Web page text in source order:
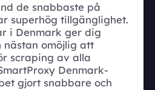
de snabbaste på
superhög tillgänglighet.
i Denmark ger dig
nästan omöjlig att
scraping av alla
Denmark-
gjort snabbare och